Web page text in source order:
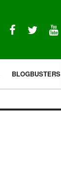
BLOGBUSTERS